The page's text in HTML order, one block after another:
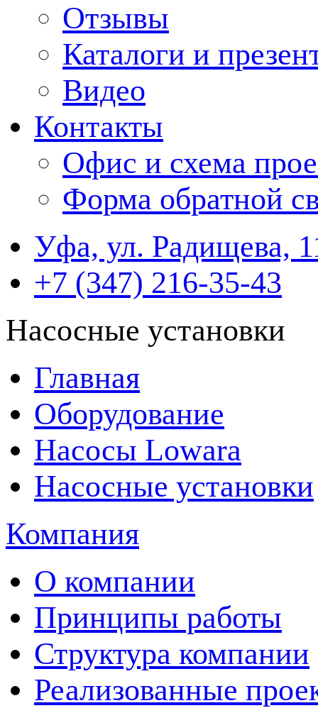
Отзывы
Каталоги и
Видео
Контакты
Офис и схема
Форма обратной
Уфа, ул. Радищева,
+7 (347) 216-35-43
Насосные установки
Главная
Оборудование
Насосы Lowara
Насосные установки
Компания
О компании
Принципы работы
Структура компании
Реализованные